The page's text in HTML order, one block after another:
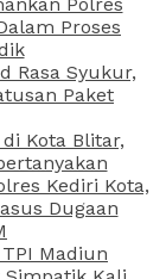
Proses
Rasa Syukur,
Paket
Kota Blitar,
Kediri Kota,
Dugaan
Madiun